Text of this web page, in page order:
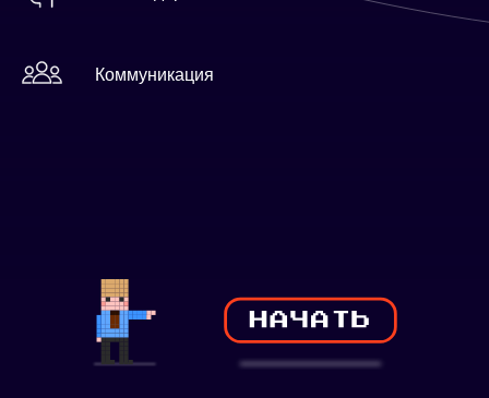
Коммуникация